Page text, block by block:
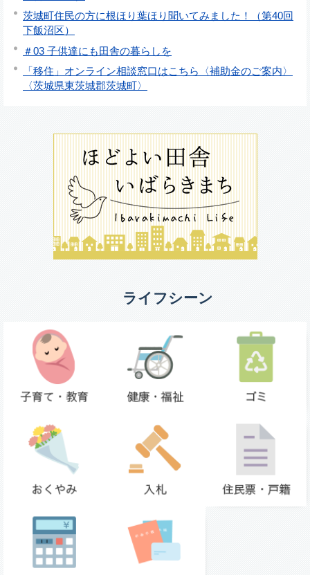
茨城町住民の方に根ほり葉ほり聞いてみました！（第40回
下飯沼区）
＃03 子供達にも田舎の暮らしを
「移住」オンライン相談窓口はこちら〈補助金のご案内〉
〈茨城県東茨城郡茨城町〉
ライフシーン